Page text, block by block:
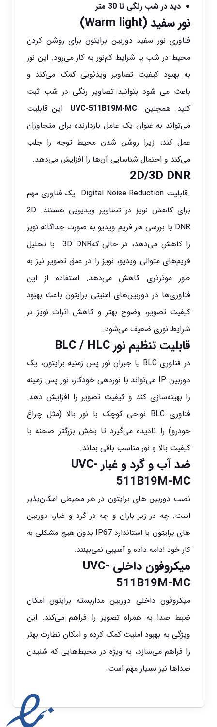
دید در شب رنگی تا 30 متر
نور سفید (Warm light)
فناوری نور سفید دوربین برایتونبرای روشن کردن
محیط در شب یا شرایط کم‌نور به کار می‌رود. این نور
به بهبود کیفیت تصاویر ویدئویی کمک می‌کند و
باعث می شود بتوانید تصاویر رنگی در شب ثبت
کنید. همچنین UVC-511B19M-MC
این قابلیت
می‌تواند به عنوان یک عامل بازدارنده برای متجاوزان
عمل کند، زیرا روشن شدن محیط توجه را جلب
می‌کند و احتمال شناسایی آن‌ها را افزایش می‌دهد.
2D/3D DNR
.قابلیت Digital Noise Reduction یک فناوری مهم
برای کاهش نویز در تصاویر ویدیویی هستند. 2D
DNR با بررسی هر فریم ویدیو به صورت جداگانه نویز
را کاهش می‌دهد، در حالی که3D DNR با تحلیل
فریم‌های متوالی ویدیو، نویز را در عمق تصویر نیز به
طور موثرتری کاهش می‌دهد. استفاده از این
فناوری‌ها در دوربین‌های امنیتی برایتون باعث بهبود
کیفیت تصویر، وضوح بهتر و کاهش اثرات نویز در
شرایط نوری ضعیف می‌شود.
قابلیت تنظیم نور BLC / HLC
در فناوری BLC یا جبران نور پس زمنیه برایتون، یک
دوربین IP می‌تواند با نوردهی خودکار، نور پس زمینه
را بهینه‌سازی کند و کیفیت تصویر را افزایش دهد.
فناوری BLC نواحی کوچک با نور بالا (مثل چراغ
خودرو) را نادیده می‌گیرد تا بخش بزرگتر صحنه با
کیفیت بالا و نور مناسب باقی بماند.
ضد آب و گرد و غبارUVC-
511B19M-MC
نصب دوربین های برایتون در هر محیطی امکان‌پذیر
است. چه در زیر باران و چه در گرد و غبار، دوربین
های برایتون با استاندارد IP67 بدون هیچ مشکلی به
کار خود ادامه داده و آسیبی نمی‌بینند.
میکروفون داخلی UVC-
511B19M-MC
میکروفون داخلی دوربین مداربسته برایتون امکان
ضبط صدا به همراه تصویر را فراهم می‌کند. این
ویژگی به بهبود امنیت کمک کرده و امکان نظارت بهتر
را فراهم می‌سازد، به ویژه در محیط‌هایی که شنیدن
صداها نیز بسیار مهم است.